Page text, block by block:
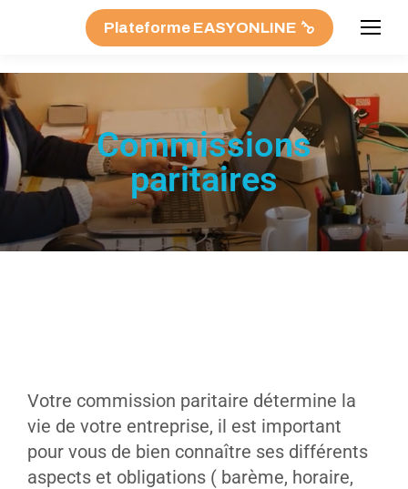
Plateforme EASYONLINE
Commissions
paritaires
Votre commission paritaire détermine la
vie de votre entreprise, il est important
pour vous de bien connaître ses différents
aspects et obligations ( barème, horaire,